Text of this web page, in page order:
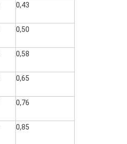
0,43
0,50
0,58
0,65
0,76
0,85